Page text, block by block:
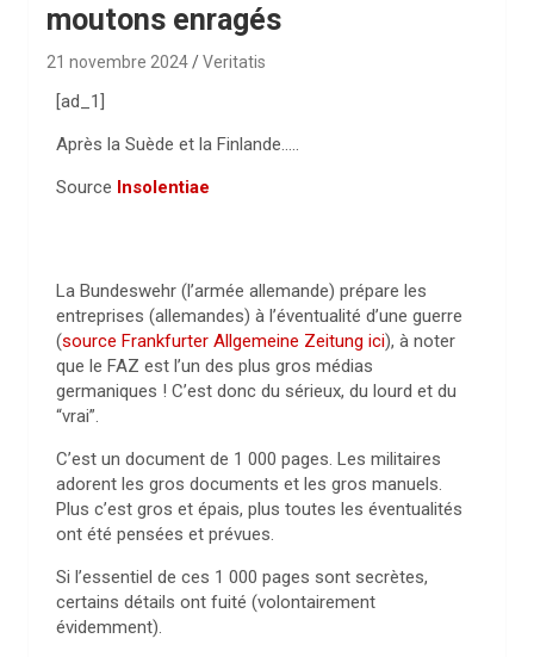
moutons enragés
21 novembre 2024 Veritatis
[ad_1]
Après la Suède et la Finlande…..
Source Insolentiae
La Bundeswehr (l’armée allemande) prépare les
entreprises (allemandes) à l’éventualité d’une guerre
(source Frankfurter Allgemeine Zeitung ici), à noter
que le FAZ est l’un des plus gros médias
germaniques ! C’est donc du sérieux, du lourd et du
“vrai”.
C’est un document de 1 000 pages. Les militaires
adorent les gros documents et les gros manuels.
Plus c’est gros et épais, plus toutes les éventualités
ont été pensées et prévues.
Si l’essentiel de ces 1 000 pages sont secrètes,
certains détails ont fuité (volontairement
évidemment).